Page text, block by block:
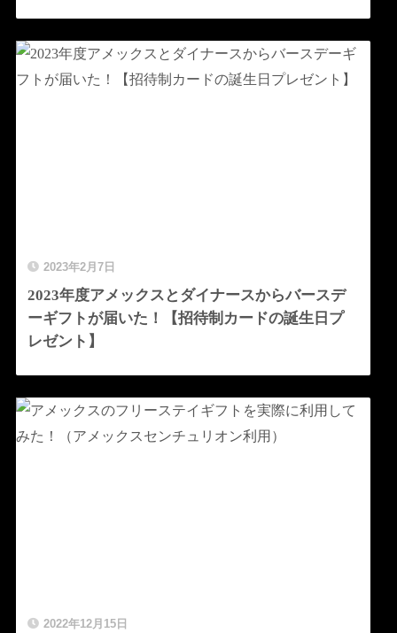
2023年2月7日
2023年度アメックスとダイナースからバースデ
ーギフトが届いた！【招待制カードの誕生日プ
レゼント】
2022年12月15日